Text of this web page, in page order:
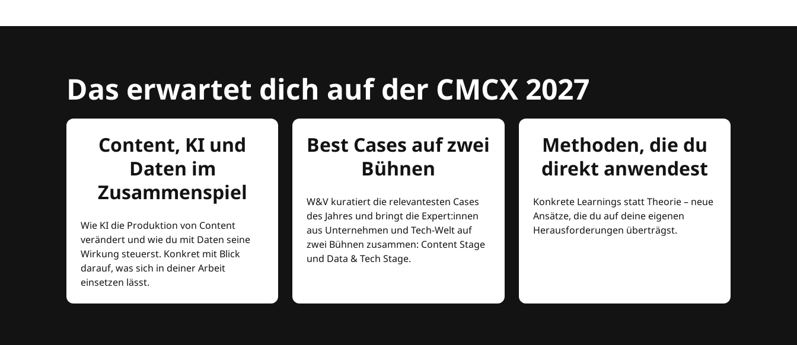
Das erwartet dich auf der CMCX 2027
Content, KI und
Daten im
Zusammenspiel
Wie KI die Produktion von Content
verändert und wie du mit Daten seine
Wirkung steuerst. Konkret mit Blick
darauf, was sich in deiner Arbeit
einsetzen lässt.
Best Cases auf zwei
Bühnen
W&V kuratiert die relevantesten Cases
des Jahres und bringt die Expert:innen
aus Unternehmen und Tech-Welt auf
zwei Bühnen zusammen: Content Stage
und Data & Tech Stage.
Methoden, die du
direkt anwendest
Konkrete Learnings statt Theorie – neue
Ansätze, die du auf deine eigenen
Herausforderungen überträgst.